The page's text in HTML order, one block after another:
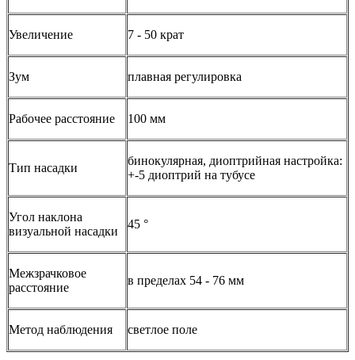
Увеличение 7 - 50 крат
Зум плавная регулировка
Рабочее расстояние 100 мм
Тип насадки
бинокулярная, диоптрийная настройка:
+-5 диоптрий на тубусе
Угол наклона
визуальной насадки
45 °
Межзрачковое
расстояние
в пределах 54 - 76 мм
Метод наблюдения светлое поле